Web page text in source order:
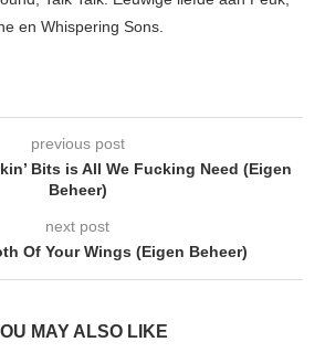
en Whispering Sons.
previous post
Bits is All We Fucking Need (Eigen
Beheer)
next post
Of Your Wings (Eigen Beheer)
MAY ALSO LIKE